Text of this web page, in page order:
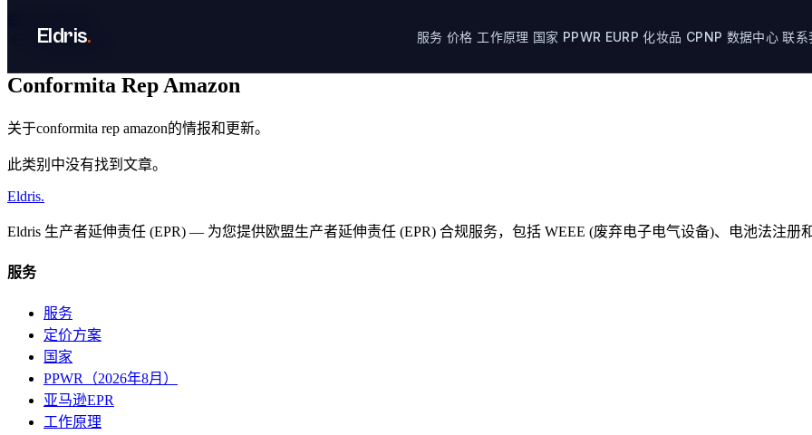
Eldris. 服务价格 工作原理 国家 PPWR EURP化妆品 CPNP 数据中心联系
返回数据中心
Conformita Rep Amazon
关于conformita rep amazon的情报和更新。
此类别中没有找到文章。
Eldris.
Eldris 生产者延伸责任 (EPR) — 为您提供欧盟生产者延伸责任 (EPR) 合规服务，包括 WEEE (废弃电子电气设备)、电池法注册
服务
服务
定价方案
国家
PPWR（2026年8月）
亚马逊EPR
工作原理